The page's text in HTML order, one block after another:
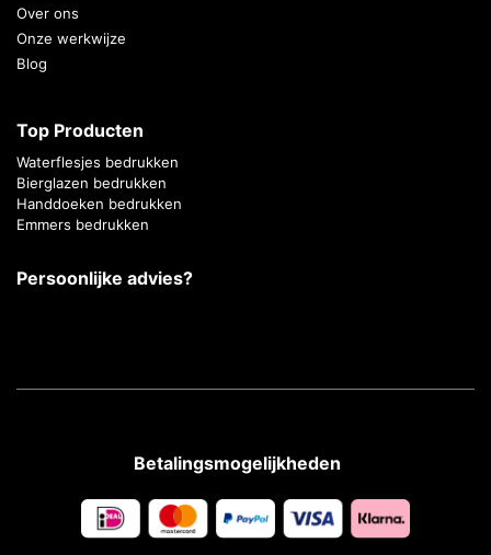
Over ons
Onze werkwijze
Blog
Top Producten
Waterflesjes bedrukken
Bierglazen bedrukken
Handdoeken bedrukken
Emmers bedrukken
Persoonlijke advies?
Betalingsmogelijkheden